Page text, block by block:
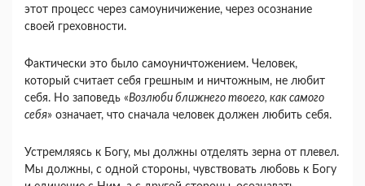
этот процесс через самоуничижение, через осознание
своей греховности.
Фактически это было самоуничтожением. Человек,
который считает себя грешным и ничтожным, не любит
себя. Но заповедь «Возлюби ближнего твоего, как самого
себя» означает, что сначала человек должен любить себя.
Устремляясь к Богу, мы должны отделять зерна от плевел.
Мы должны, с одной стороны, чувствовать любовь к Богу